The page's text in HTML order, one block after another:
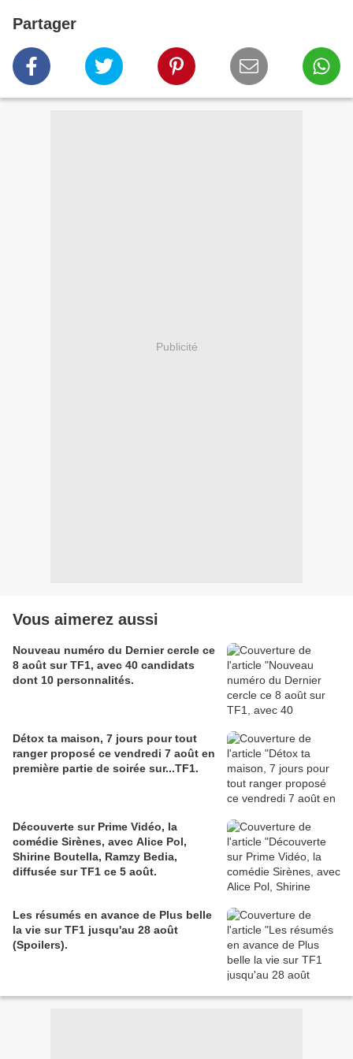
Partager
Publicité
Vous aimerez aussi
Nouveau numéro du Dernier cercle ce
8 août sur TF1, avec 40 candidats
dont 10 personnalités.
Détox ta maison, 7 jours pour tout
ranger proposé ce vendredi 7 août en
première partie de soirée sur...TF1.
Découverte sur Prime Vidéo, la
comédie Sirènes, avec Alice Pol,
Shirine Boutella, Ramzy Bedia,
diffusée sur TF1 ce 5 août.
Les résumés en avance de Plus belle
la vie sur TF1 jusqu'au 28 août
(Spoilers).